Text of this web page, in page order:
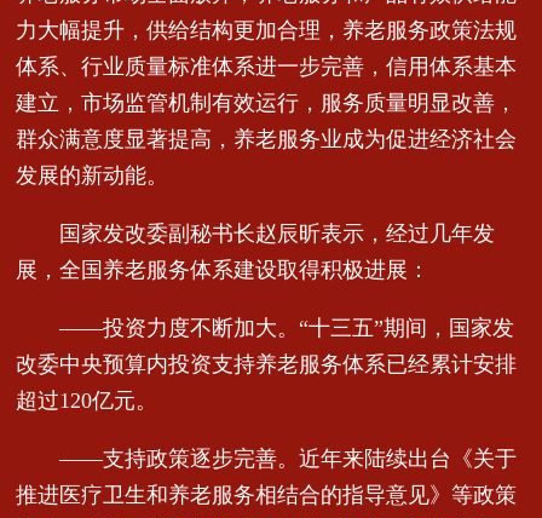
力大幅提升，供给结构更加合理，养老服务政策法规
体系、行业质量标准体系进一步完善，信用体系基本
建立，市场监管机制有效运行，服务质量明显改善，
群众满意度显著提高，养老服务业成为促进经济社会
发展的新动能。
国家发改委副秘书长赵辰昕表示，经过几年发
展，全国养老服务体系建设取得积极进展：
——投资力度不断加大。“十三五”期间，国家发
改委中央预算内投资支持养老服务体系已经累计安排
超过120亿元。
——支持政策逐步完善。近年来陆续出台《关于
推进医疗卫生和养老服务相结合的指导意见》等政策